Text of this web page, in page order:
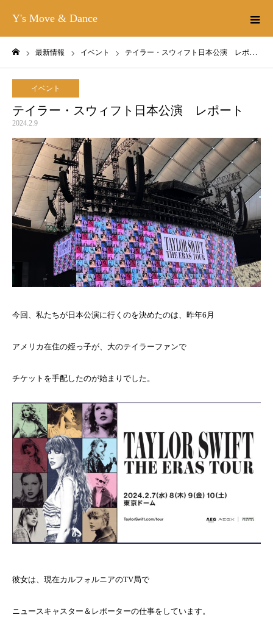
Y's Move & Dance
最新情報 イベント テイラー・スウィフト日本公演 レポート
イベント
テイラー・スウィフト日本公演 レポート
2024.2.9
今回、私たちが日本公演に行くのを決めたのは、昨年6月
アメリカ在住の姪っ子が、大のテイラーファンで
チケットを手配したのが始まりでした。
彼女は、現在カルフォルニアのTV局で
ニュースキャスター＆レポーターの仕事をしています。